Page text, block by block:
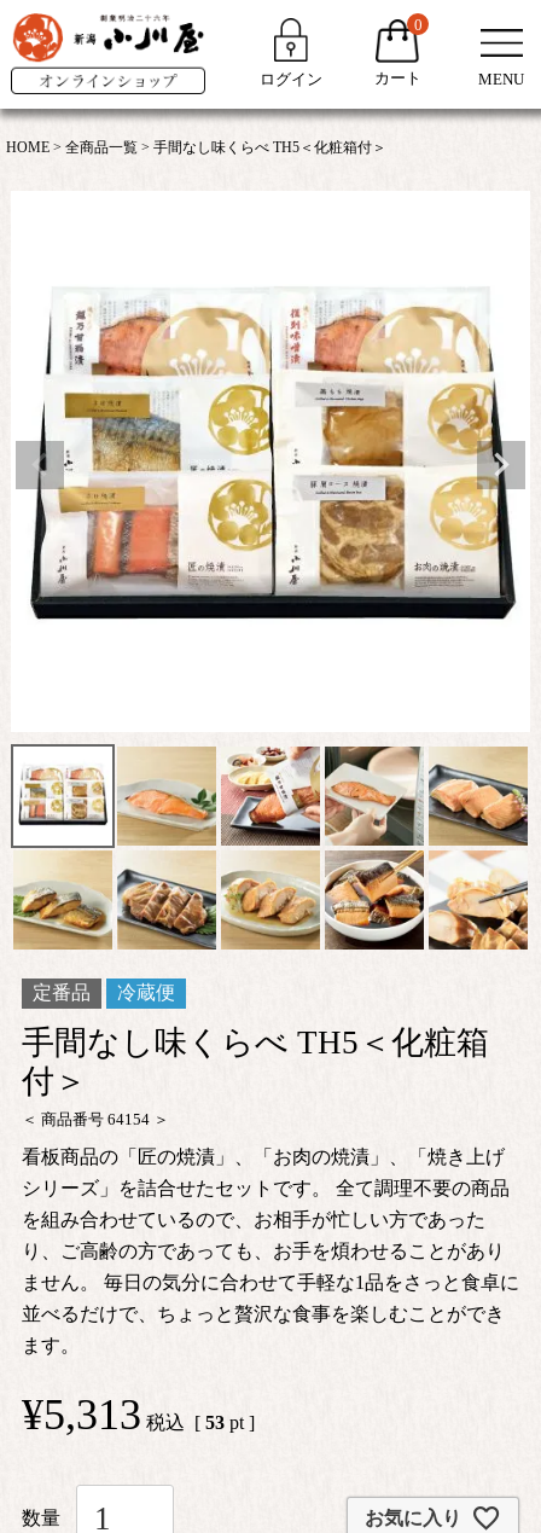
ログイン
0
カート MENU
HOME 全商品一覧 手間なし味くらべ TH5＜化粧箱付＞
定番品 冷蔵便
手間なし味くらべ TH5＜化粧箱
付＞
商品番号 64154
看板商品の「匠の焼漬」、「お肉の焼漬」、「焼き上げ
シリーズ」を詰合せたセットです。 全て調理不要の商品
を組み合わせているので、お相手が忙しい方であった
り、ご高齢の方であっても、お手を煩わせることがあり
ません。 毎日の気分に合わせて手軽な1品をさっと食卓に
並べるだけで、ちょっと贅沢な食事を楽しむことができ
ます。
¥5,313 税込 [ 53 pt ]
お気に入り